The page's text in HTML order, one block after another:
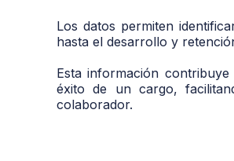
Los datos permiten
hasta el desarrollo y
Esta información
éxito de un cargo,
colaborador.